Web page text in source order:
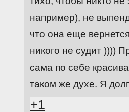
например), не
что она еще
никого не судит ))))
сама по себе
таком же духе. Я
+1